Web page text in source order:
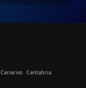
Canarias Cantabria